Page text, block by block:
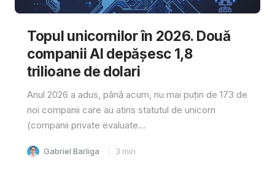
Topul unicornilor în 2026. Două
companii AI depășesc 1,8
trilioane de dolari
Anul 2026 a adus, până acum, nu mai puțin de 173 de
noi companii care au atins statutul de unicorn
(companii private evaluate...
Gabriel Barliga 3 min